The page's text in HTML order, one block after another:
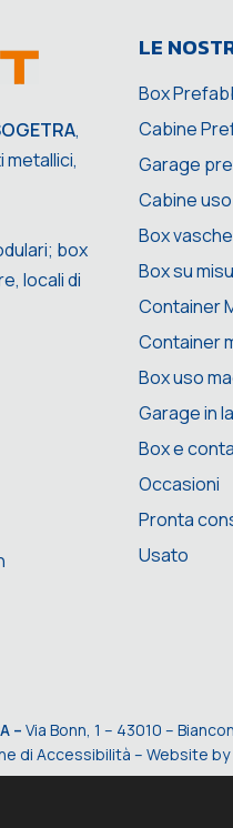
,
box
locali di
LE
Box
Cabine
Garage
Cabine
Box
Box su
Container
Container
Box uso
Garage in
Box e
Occasioni
Pronta
Usato
– Via Bonn, 1 – 43010 –
di Accessibilità – Website by